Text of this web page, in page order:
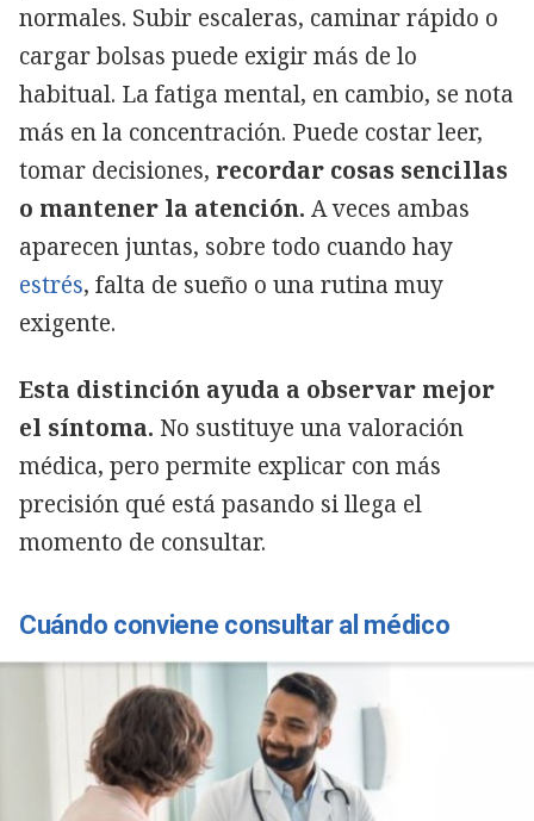
normales. Subir escaleras, caminar rápido o
cargar bolsas puede exigir más de lo
habitual. La fatiga mental, en cambio, se nota
más en la concentración. Puede costar leer,
tomar decisiones, recordar cosas sencillas
o mantener la atención. A veces ambas
aparecen juntas, sobre todo cuando hay
estrés, falta de sueño o una rutina muy
exigente.
Esta distinción ayuda a observar mejor
el síntoma. No sustituye una valoración
médica, pero permite explicar con más
precisión qué está pasando si llega el
momento de consultar.
Cuándo conviene consultar al médico